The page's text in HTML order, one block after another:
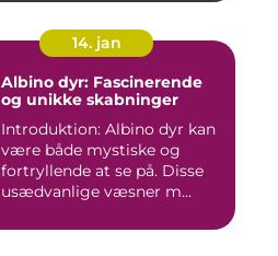
14. jan
Albino dyr: Fascinerende
og unikke skabninger
Introduktion: Albino dyr kan
være både mystiske og
fortryllende at se på. Disse
usædvanlige væsner m...